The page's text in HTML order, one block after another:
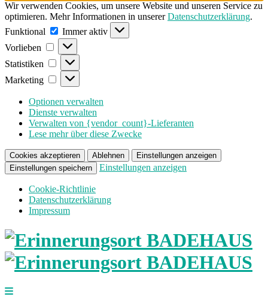
Wir verwenden Cookies, um unsere Website und unseren Service zu
optimieren. Mehr Informationen in unsererDatenschutzerklärung.
Funktional
Funktional
Immer aktiv
Vorlieben
Vorlieben
Statistiken Statistiken
Marketing Marketing
Optionen verwalten
Dienste verwalten
Verwalten von {vendor_count}-Lieferanten
Lese mehr über diese Zwecke
Cookies akzeptieren Ablehnen
Einstellungen anzeigen
Einstellungen speichern
Einstellungen anzeigen
Cookie-Richtlinie
Datenschutzerklärung
Impressum